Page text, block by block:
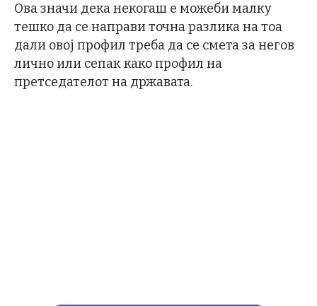
Ова значи дека некогаш е можеби малку
тешко да се направи точна разлика на тоа
дали овој профил треба да се смета за негов
лично или сепак како профил на
претседателот на државата.